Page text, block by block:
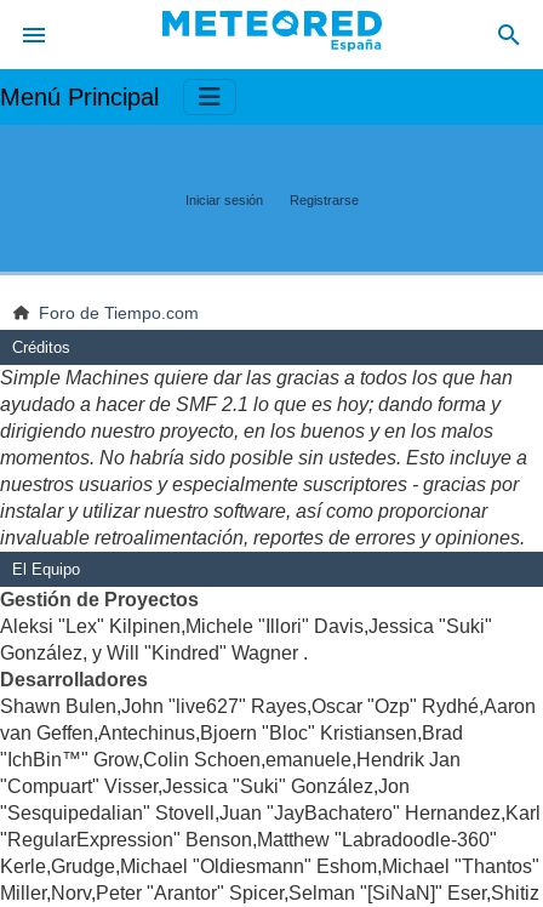
Menú Principal
Iniciar sesión Registrarse
Foro de Tiempo.com
Créditos
Simple Machines quiere dar las gracias a todos los que han
ayudado a hacer de SMF 2.1 lo que es hoy; dando forma y
dirigiendo nuestro proyecto, en los buenos y en los malos
momentos. No habría sido posible sin ustedes. Esto incluye a
nuestros usuarios y especialmente suscriptores - gracias por
instalar y utilizar nuestro software, así como proporcionar
invaluable retroalimentación, reportes de errores y opiniones.
El Equipo
Gestión de Proyectos
Aleksi "Lex" Kilpinen,Michele "Illori" Davis,Jessica "Suki"
González, y Will "Kindred" Wagner .
Desarrolladores
Shawn Bulen,John "live627" Rayes,Oscar "Ozp" Rydhé,Aaron
van Geffen,Antechinus,Bjoern "Bloc" Kristiansen,Brad
"IchBin™" Grow,Colin Schoen,emanuele,Hendrik Jan
"Compuart" Visser,Jessica "Suki" González,Jon
"Sesquipedalian" Stovell,Juan "JayBachatero" Hernandez,Karl
"RegularExpression" Benson,Matthew "Labradoodle-360"
Kerle,Grudge,Michael "Oldiesmann" Eshom,Michael "Thantos"
Miller,Norv,Peter "Arantor" Spicer,Selman "[SiNaN]" Eser,Shitiz